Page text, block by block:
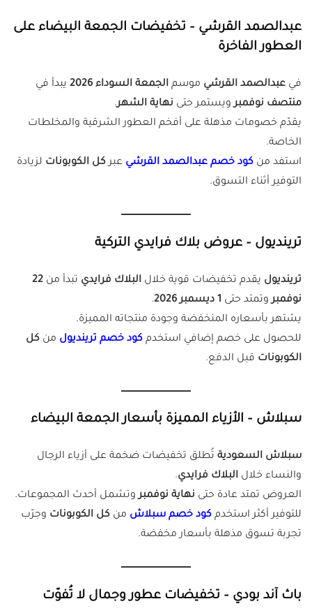
عبدالصمد القرشي – تخفيضات الجمعة البيضاء على
العطور الفاخرة
في عبدالصمد القرشي موسم الجمعة السوداء 2026
يبدأ في
منتصف نوفمبرويستمر حتى نهاية الشهر.
يقدّم خصومات مذهلة على أفخم العطور الشرقية والمخلطات
الخاصة.
استفد من كود خصم عبدالصمد القرشي عبركل الكوبونات لزيادة
التوفير أثناء التسوق.
ترينديول – عروض بلاك فرايدي التركية
ترينديول يقدم تخفيضات قوية خلال البلاك فرايدي تبدأ من 22
نوفمبروتمتد حتى 1 ديسمبر 2026
.
يشتهر بأسعاره المنخفضة وجودة منتجاته المميزة.
للحصول على خصم إضافي استخدم كود خصم ترينديول من كل
الكوبونات قبل الدفع.
سبلاش – الأزياء المميزة بأسعار الجمعة البيضاء
سبلاش السعودية تُطلق تخفيضات ضخمة على أزياء الرجال
والنساء خلال البلاك فرايدي.
العروض تمتد عادة حتى نهاية نوفمبروتشمل أحدث المجموعات.
للتوفير أكثر استخدم كود خصم سبلاش من كل الكوبونات وجرّب
تجربة تسوق مذهلة بأسعار مخفضة.
باث آند بودي – تخفيضات عطور وجمال لا تُفوّت